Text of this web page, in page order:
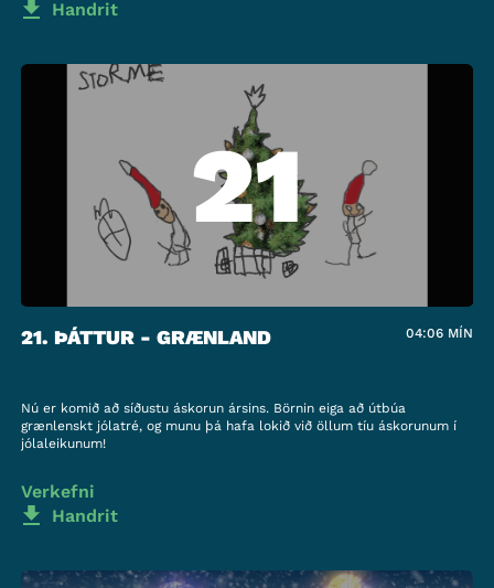
Handrit
21
21. ÞÁTTUR - GRÆNLAND 04:06 MÍN
Nú er komið að síðustu áskorun ársins. Börnin eiga að útbúa
grænlenskt jólatré, og munu þá hafa lokið við öllum tíu áskorunum í
jólaleikunum!
Verkefni
Handrit